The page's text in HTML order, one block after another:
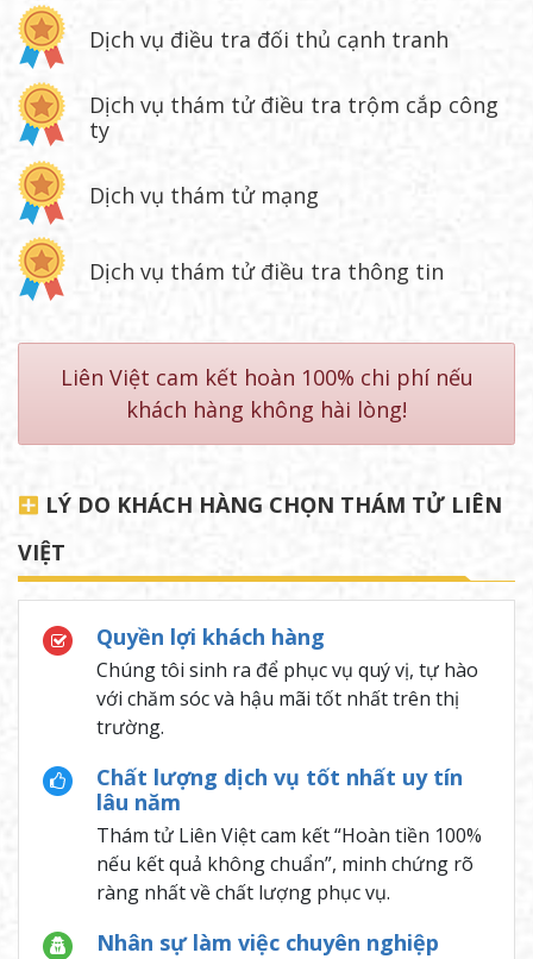
Dịch vụ điều tra đối thủ cạnh tranh
Dịch vụ thám tử điều tra trộm cắp công
ty
Dịch vụ thám tử mạng
Dịch vụ thám tử điều tra thông tin
Liên Việt cam kết hoàn 100% chi phí nếu
khách hàng không hài lòng!
LÝ DO KHÁCH HÀNG CHỌN THÁM TỬ LIÊN
VIỆT
Quyền lợi khách hàng
Chúng tôi sinh ra để phục vụ quý vị, tự hào
với chăm sóc và hậu mãi tốt nhất trên thị
trường.
Chất lượng dịch vụ tốt nhất uy tín
lâu năm
Thám tử Liên Việt cam kết “Hoàn tiền 100%
nếu kết quả không chuẩn”, minh chứng rõ
ràng nhất về chất lượng phục vụ.
Nhân sự làm việc chuyên nghiệp